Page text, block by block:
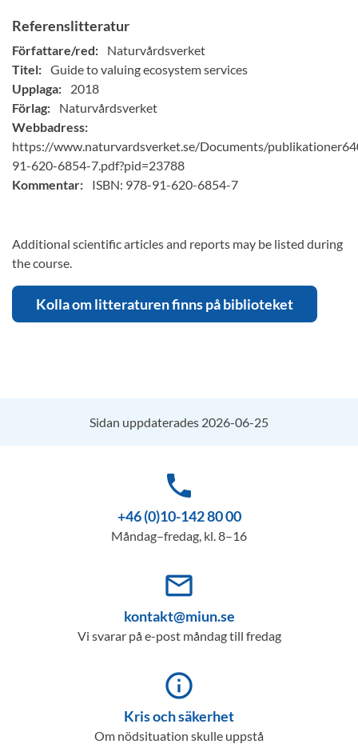
Referenslitteratur
Författare/red:
Naturvårdsverket
Titel: Guide to valuing ecosystem services
Upplaga:
2018
Förlag:
Naturvårdsverket
Webbadress:
https://www.naturvardsverket.se/Documents/
91-620-6854-7.pdf?pid=23788
Kommentar:
ISBN: 978-91-620-6854-7
Additional scientific articles and reports may be listed during
the course.
Kolla om litteraturen finns på biblioteket
Sidan uppdaterades 2026-06-25
phone
+46 (0)10-142 80 00
Måndag–fredag, kl. 8–16
mail_outline
kontakt@miun.se
Vi svarar på e-post måndag till fredag
info_outline
Kris och säkerhet
Om nödsituation skulle uppstå